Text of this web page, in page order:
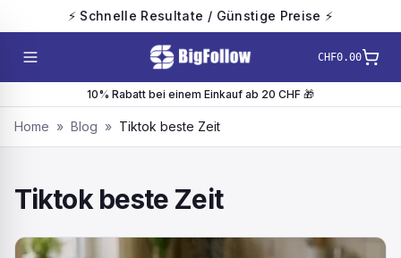
⚡ Schnelle Resultate / Günstige Preise ⚡
CHF0.00
10% Rabatt bei einem Einkauf ab 20 CHF 🎁
Home » Blog » Tiktok beste Zeit
Tiktok beste Zeit